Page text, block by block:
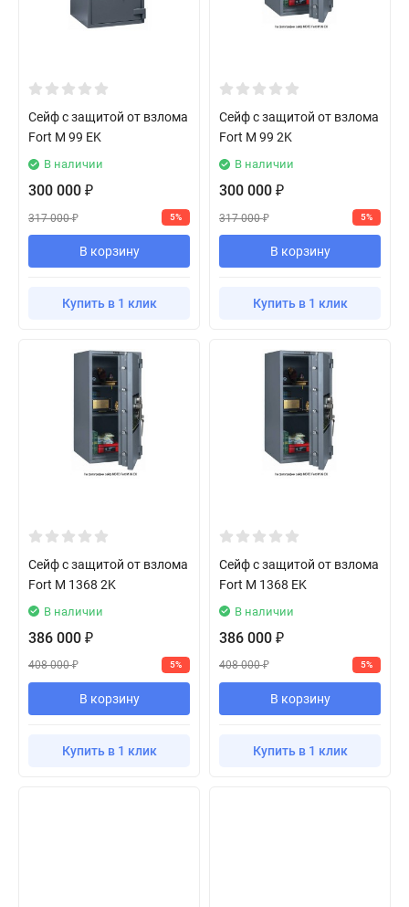
Сейф с защитой от взлома
Fort M 99 EK
В наличии
300 000 ₽
317 000₽ 5%
В корзину
Купить в 1 клик
Сейф с защитой от взлома
Fort M 99 2K
В наличии
300 000 ₽
317 000₽ 5%
В корзину
Купить в 1 клик
Сейф с защитой от взлома
Fort M 1368 2K
В наличии
386 000 ₽
408 000₽ 5%
В корзину
Купить в 1 клик
Сейф с защитой от взлома
Fort M 1368 EK
В наличии
386 000 ₽
408 000₽ 5%
В корзину
Купить в 1 клик